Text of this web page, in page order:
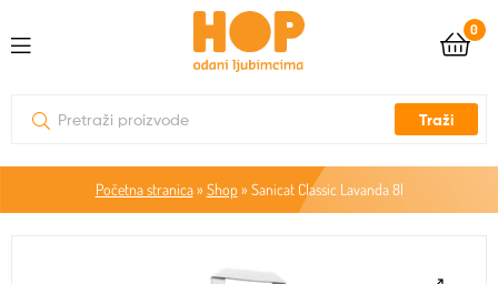
0
Traži
Početna stranica» Shop» Sanicat Classic Lavanda 8l